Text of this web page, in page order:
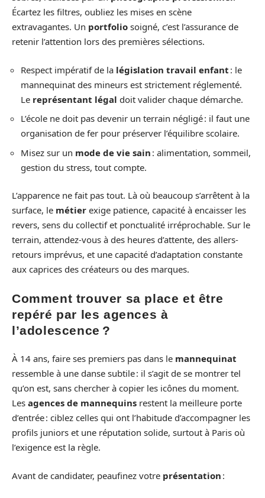
Écartez les filtres, oubliez les mises en scène
extravagantes. Un portfolio soigné, c’est l’assurance de
retenir l’attention lors des premières sélections.
Respect impératif de la législation travail enfant : le
mannequinat des mineurs est strictement réglementé.
Le représentant légal doit valider chaque démarche.
L’école ne doit pas devenir un terrain négligé : il faut une
organisation de fer pour préserver l’équilibre scolaire.
Misez sur un mode de vie sain : alimentation, sommeil,
gestion du stress, tout compte.
L’apparence ne fait pas tout. Là où beaucoup s’arrêtent à la
surface, le métier exige patience, capacité à encaisser les
revers, sens du collectif et ponctualité irréprochable. Sur le
terrain, attendez-vous à des heures d’attente, des allers-
retours imprévus, et une capacité d’adaptation constante
aux caprices des créateurs ou des marques.
Comment trouver sa place et être
repéré par les agences à
l’adolescence ?
À 14 ans, faire ses premiers pas dans le mannequinat
ressemble à une danse subtile : il s’agit de se montrer tel
qu’on est, sans chercher à copier les icônes du moment.
Les agences de mannequins restent la meilleure porte
d’entrée : ciblez celles qui ont l’habitude d’accompagner les
profils juniors et une réputation solide, surtout à Paris où
l’exigence est la règle.
Avant de candidater, peaufinez votre présentation :